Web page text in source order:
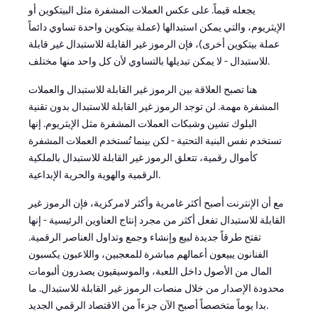
يجعله قيماً. على عكس العملات المشفرة مثل البيتكوين أو
الإيثريوم، والتي يمكن استبدالها (عملة بيتكوين واحدة تساوي دائماً
عملة بيتكوين أخرى)، فإن الرموز غير القابلة للاستبدال غير قابلة
للاستبدال - لا يمكن تبديلها بالتساوي لأن كل واحد منها مختلف.
هنا تصبح العلاقة بين الرموز غير القابلة للاستبدال والعملات
المشفرة مهمة. لن توجد الرموز غير القابلة للاستبدال بدون تقنية
البلوك تشين وشبكات العملات المشفرة مثل الإيثريوم. إنها
تستخدم نفس البنية التحتية - لكن بينما تُستخدم العملات المشفرة
كأموال رقمية، تتعلق الرموز غير القابلة للاستبدال بالملكية
الرقمية والهوية والحرية الإبداعية.
مع أن الإنترنت أصبح أكثر غامرية وأكثر لامركزية، فإن الرموز غير
القابلة للاستبدال تفعل أكثر من مجرد إنتاج العناوين الرئيسية - إنها
تفتح طرقاً جديدة لبيع وإنشاء وجمع وتداول العناصر الرقمية.
الفنانون يبيعون أعمالهم مباشرة للمعجبين، واللاعبون يكسبون
المال من الأصول داخل اللعبة، والموسيقيون يصدرون ألبومات
محدودة الإصدار من خلال منصات الرموز غير القابلة للاستبدال. ما
بدا يوماً متخصصاً أصبح الآن جزءاً من الاقتصاد الرقمي الجديد.